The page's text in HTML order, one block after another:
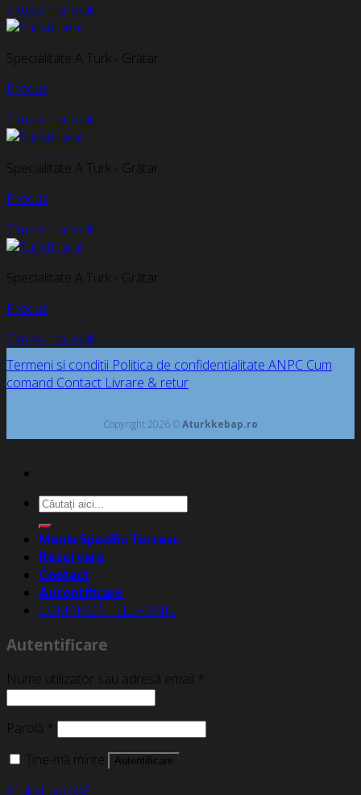
Citește mai mult
Specialitate A Turk - Grătar
Produs
Citește mai mult
Specialitate A Turk - Grătar
Produs
Citește mai mult
Specialitate A Turk - Grătar
Produs
Citește mai mult
Termeni si conditii Politica de confidentialitate ANPC Cum
comand Contact Livrare & retur
Copyright 2026 ©Aturkkebap.ro
Caută
după:
Meniu Specific Turcesc
Rezervare
Contact
Autentificare
COMANDĂ TELEFONIC
Autentificare
Nume utilizator sau adresă email *
Parolă *
Ține-mă minte
Autentificare
Ai uitat parola?